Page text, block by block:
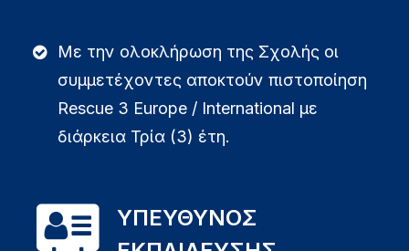
Με την ολοκλήρωση της Σχολής οι
συμμετέχοντες αποκτούν πιστοποίηση
Rescue 3 Europe / International με
διάρκεια Τρία (3) έτη.
ΥΠΕΥΘΥΝΟΣ